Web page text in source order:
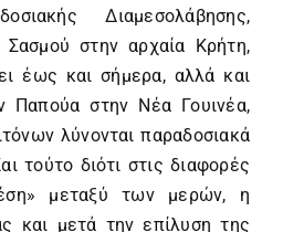
Διαμεσολάβησης,
στην αρχαία Κρήτη,
έως και σήμερα, αλλά και
Παπούα στην Νέα Γουινέα,
λύνονται παραδοσιακά
τούτο διότι στις διαφορές
μεταξύ των μερών, η
και μετά την επίλυση της